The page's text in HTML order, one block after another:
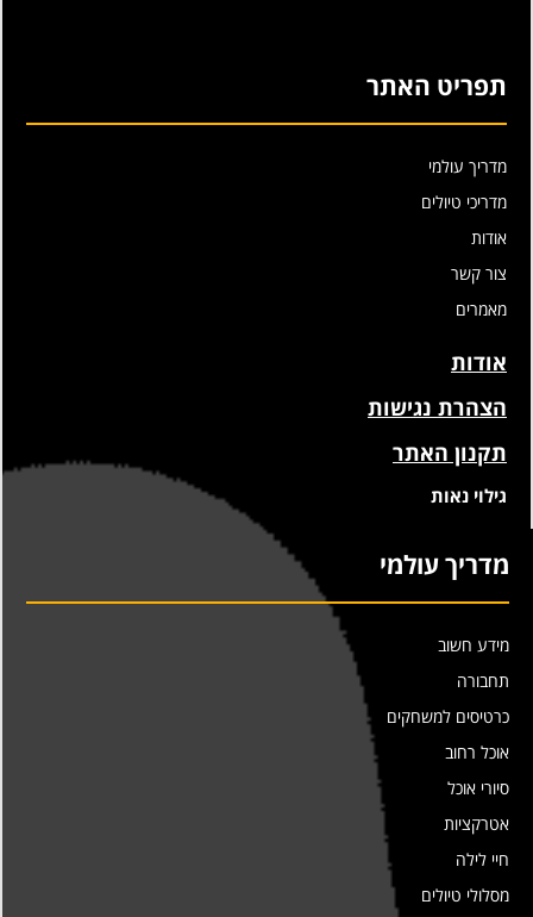
תפריט האתר
מדריך עולמי
מדריכי טיולים
אודות
צור קשר
מאמרים
אודות
הצהרת נגישות
תקנון האתר
גילוי נאות
מדריך עולמי
מידע חשוב
תחבורה
כרטיסים למשחקים
אוכל רחוב
סיורי אוכל
אטרקציות
חיי לילה
מסלולי טיולים